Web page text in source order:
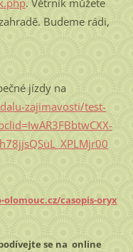
Budeme rádi,
jízdy na
zajimavosti/test-
olomouc.cz/casopis-oryx
se na online